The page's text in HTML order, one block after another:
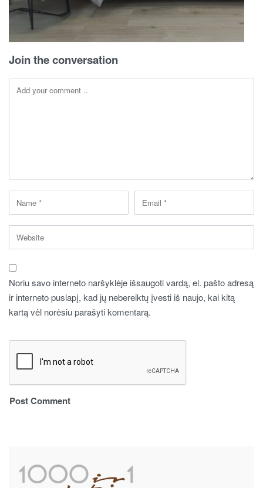
Join the conversation
Noriu savo interneto naršyklėje išsaugoti vardą, el. pašto adresą
ir interneto puslapį, kad jų nebereiktų įvesti iš naujo, kai kitą
kartą vėl norėsiu parašyti komentarą.